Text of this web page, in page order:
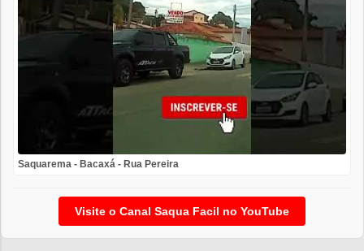
Saquarema - Bacaxá - Rua Pereira
Visite o Canal Saqua Facil no YouTube